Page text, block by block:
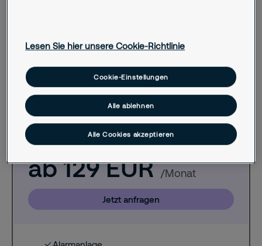
Alarm
Dieses Paket enthält einen Schutz vor
Einbrüchen, der für kleine Räume oder
Räume mit geringem Risiko geeignet ist.
Das Alarmsystem ist mit unseren
operativen Sicherheitszentren verbunden.
ab 129 EUR /Monat
Jetzt anfragen
Lesen Sie hier unsere Cookie-Richtlinie
Cookie-Einstellungen
Alle ablehnen
Alle Cookies akzeptieren